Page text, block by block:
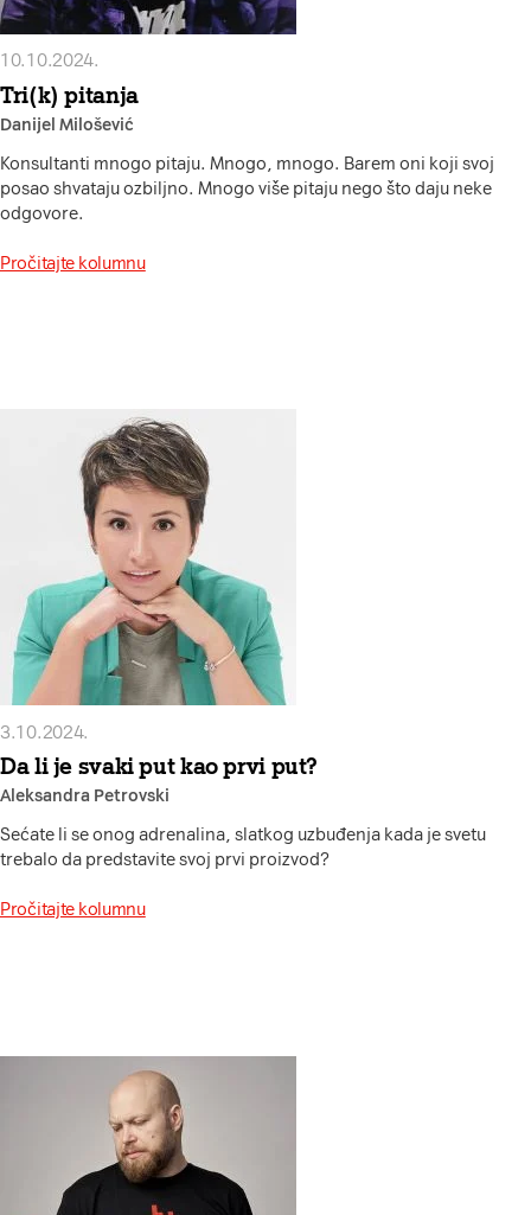
10.10.2024.
Tri(k) pitanja
Danijel Milošević
Konsultanti mnogo pitaju. Mnogo, mnogo. Barem oni koji svoj
posao shvataju ozbiljno. Mnogo više pitaju nego što daju neke
odgovore.
Pročitajte kolumnu
3.10.2024.
Da li je svaki put kao prvi put?
Aleksandra Petrovski
Sećate li se onog adrenalina, slatkog uzbuđenja kada je svetu
trebalo da predstavite svoj prvi proizvod?
Pročitajte kolumnu